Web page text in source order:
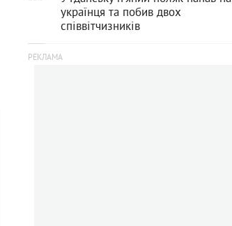
українця та побив двох
співвітчизників